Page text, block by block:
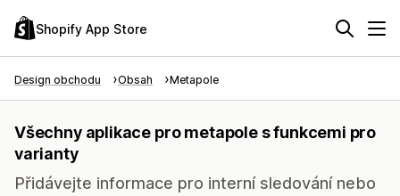
Shopify App Store
Design obchodu Obsah Metapole
Všechny aplikace pro metapole s funkcemi pro
varianty
Přidávejte informace pro interní sledování nebo